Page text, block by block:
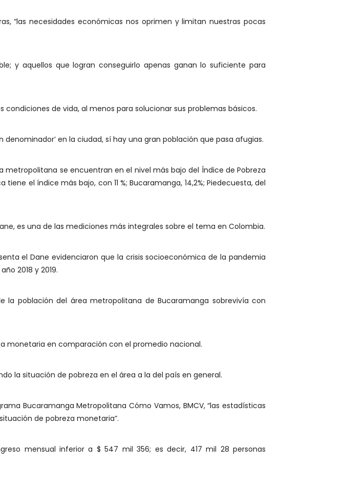
“las necesidades económicas nos oprimen y limitan nuestras pocas
y aquellos que logran conseguirlo apenas ganan lo suficiente para
de vida, al menos para solucionar sus problemas básicos.
denominador’ en la ciudad, sí hay una gran población que pasa afugias.
se encuentran en el nivel más bajo del Índice de Pobreza
el índice más bajo, con 11 %; Bucaramanga, 14,2%; Piedecuesta, del
es una de las mediciones más integrales sobre el tema en Colombia.
el Dane evidenciaron que la crisis socioeconómica de la pandemia
2018 y 2019.
población del área metropolitana de Bucaramanga sobrevivía con
monetaria en comparación con el promedio nacional.
la situación de pobreza en el área a la del país en general.
Bucaramanga Metropolitana Cómo Vamos, BMCV, “las estadísticas
de pobreza monetaria”.
mensual inferior a $ 547 mil 356; es decir, 417 mil 28 personas